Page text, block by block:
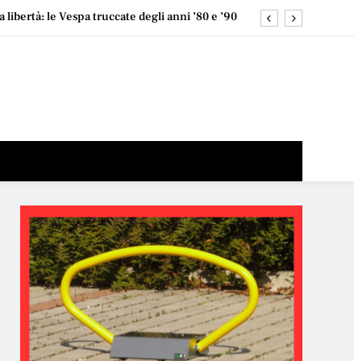
le Vespa truccate degli anni ’80 e ’90
Spoiler: puoi fare entrambe (e meglio)
narrativa pronta: “funziona, quindi perché
mare? Spoiler: puoi fare entrambe (e meglio)